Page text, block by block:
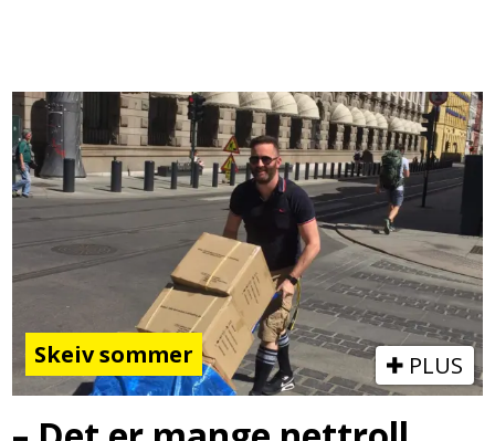
Skeiv sommer PLUS